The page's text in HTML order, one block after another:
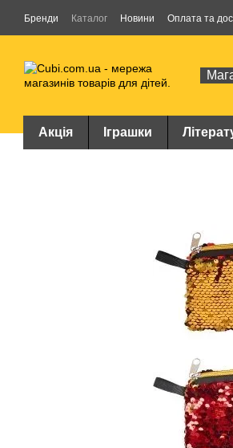
Перейти до основного контенту
Бренди Каталог Новини Оплата та
Акція Іграшки